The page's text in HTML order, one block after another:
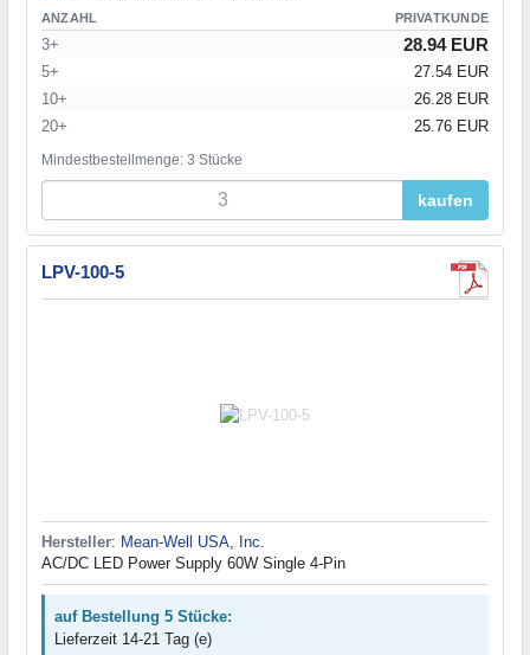
ANZAHL PRIVATKUNDE
3+ 28.94 EUR
5+
27.54 EUR
10+
26.28 EUR
20+
25.76 EUR
Mindestbestellmenge: 3 Stücke
kaufen
LPV-100-5
Hersteller: Mean-Well USA, Inc.
AC/DC LED Power Supply 60W Single 4-Pin
auf Bestellung 5 Stücke:
Lieferzeit 14-21 Tag (e)